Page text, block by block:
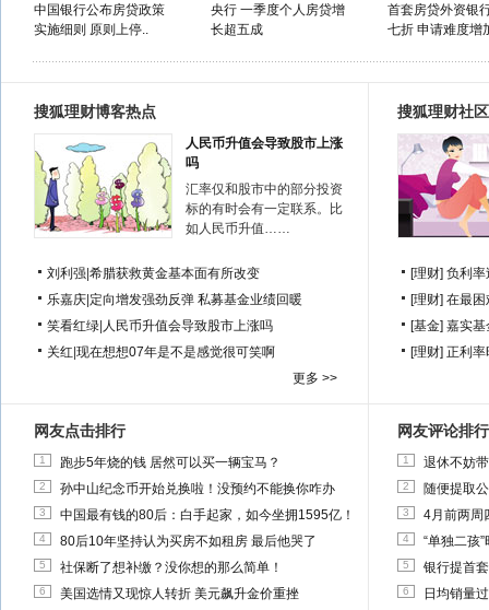
中国银行公布房贷政策
实施细则 原则上停..
央行 一季度个人房贷增
长超五成
首套房贷外资银
七折 申请难度增
搜狐理财博客热点
人民币升值会导致股市上涨
吗
汇率仅和股市中的部分投资
标的有时会有一定联系。比
如人民币升值……
刘利强 希腊获救黄金基本面有所改变
乐嘉庆 定向增发强劲反弹 私募基金业绩回暖
笑看红绿 人民币升值会导致股市上涨吗
关红 现在想想07年是不是感觉很可笑啊
更多 >>
搜狐理财社
[理财] 负利率
[理财] 在最困
[基金] 嘉实基
[理财] 正利率
网友点击排行
1 跑步5年烧的钱 居然可以买一辆宝马？
2 孙中山纪念币开始兑换啦！没预约不能换你咋办
3 中国最有钱的80后：白手起家，如今坐拥1595亿！
4 80后10年坚持认为买房不如租房 最后他哭了
5 社保断了想补缴？没你想的那么简单！
6 美国选情又现惊人转折 美元飙升金价重挫
网友评论排行
1 退休不妨
2 随便提取
3 4月前两周
4 “单独二孩
5 银行提首
6 日均销量